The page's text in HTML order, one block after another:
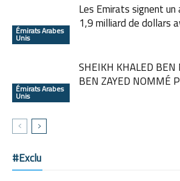
Émirats Arabes
Unis
Les Emirats signent un
1,9 milliard de dollars
Émirats Arabes
Unis
SHEIKH KHALED
BEN ZAYED NOMMÉ
#Exclu